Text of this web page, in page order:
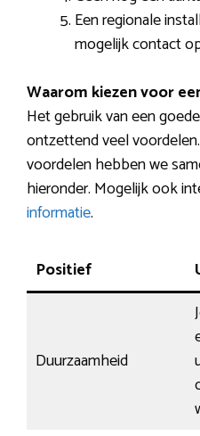
Een regionale
mogelijk contact
Waarom kiezen voor
Het gebruik van een
ontzettend veel
voordelen hebben we
hieronder. Mogelijk ook
informatie.
Positief
Duurzaamheid